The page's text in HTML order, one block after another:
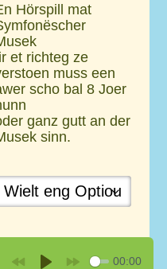
Hörspill mat
et richteg ze
muss een
scho bal 8 Joer
ganz gutt an der
sinn.
00:00